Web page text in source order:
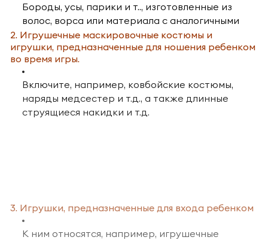
Бороды, усы, парики и т.., изготовленные из
волос, ворса или материала с аналогичными
характеристиками (например, свободно
свисающие ленты, бумажные или тканевые
пряди и т..), которые выступают менее чем на 50
мм от поверхности игрушки
Полностью или частично формованные маски
для головы
2. Игрушечные маскировочные костюмы и
игрушки, предназначенные для ношения ребенком
во время игры.
Включите, например, ковбойские костюмы,
наряды медсестер и т.д., а также длинные
струящиеся накидки и т.д.
3. Игрушки, предназначенные для входа ребенком
К ним относятся, например, игрушечные